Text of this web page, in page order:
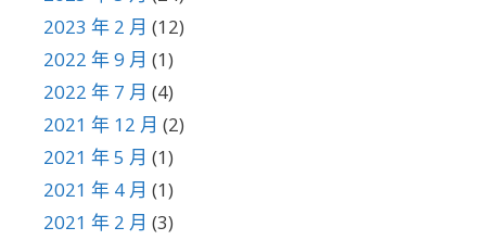
2023 年 2 月 (12)
2022 年 9 月 (1)
2022 年 7 月 (4)
2021 年 12 月 (2)
2021 年 5 月 (1)
2021 年 4 月 (1)
2021 年 2 月 (3)